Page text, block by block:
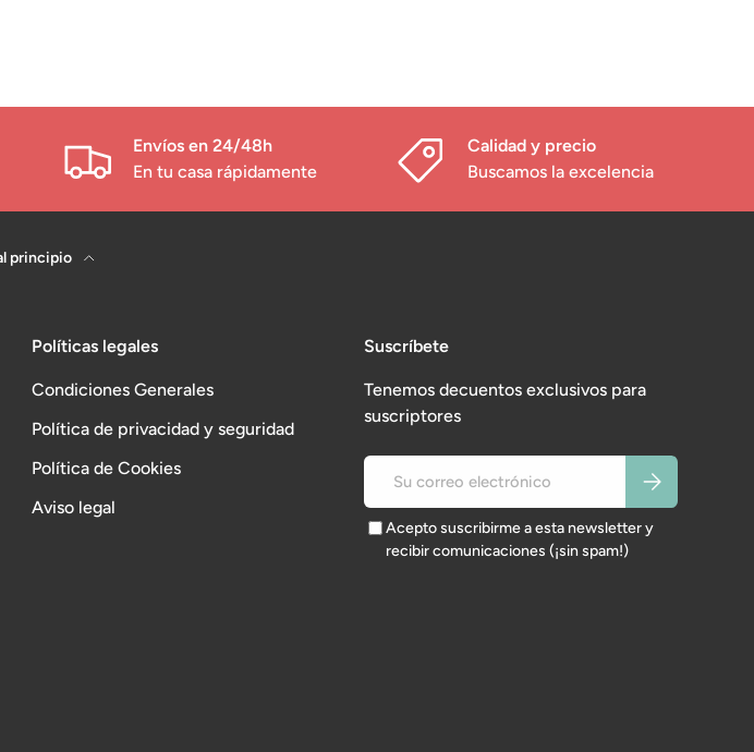
Envíos en 24/48h
En tu casa rápidamente
Calidad y precio
Buscamos la excelencia
principio
Políticas legales
Condiciones Generales
Política de privacidad y seguridad
Política de Cookies
Aviso legal
Suscríbete
Tenemos decuentos exclusivos para
suscriptores
Suscribirse
Acepto suscribirme a esta newsletter y
recibir comunicaciones (¡sin spam!)